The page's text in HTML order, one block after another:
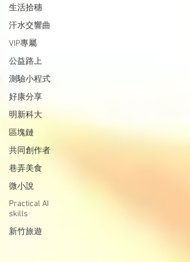
生活拾穗
汗水交響曲
VIP專屬
公益路上
測驗小程式
好康分享
明新科大
區塊鏈
共同創作者
巷弄美食
微小說
Practical AI
skills
新竹旅遊